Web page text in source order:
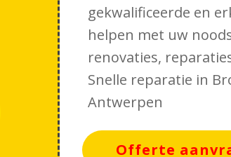
gekwalificeerde en
helpen met uw
renovaties,
Snelle reparatie in
Antwerpen
Offerte